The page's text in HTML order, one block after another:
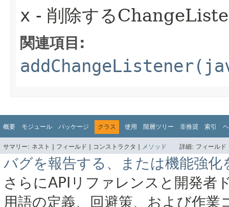
x - 削除する
関連項目:
概要 モジュール パッケージ クラス 使用 階層ツリー 非推奨 索引
サマリー: ネスト | フィールド | コンストラクタ | メソッド 詳細: フィール
バグを報告する、または機能強化
さらにAPIリファレンスと開発者
用語の定義、回避策、および作